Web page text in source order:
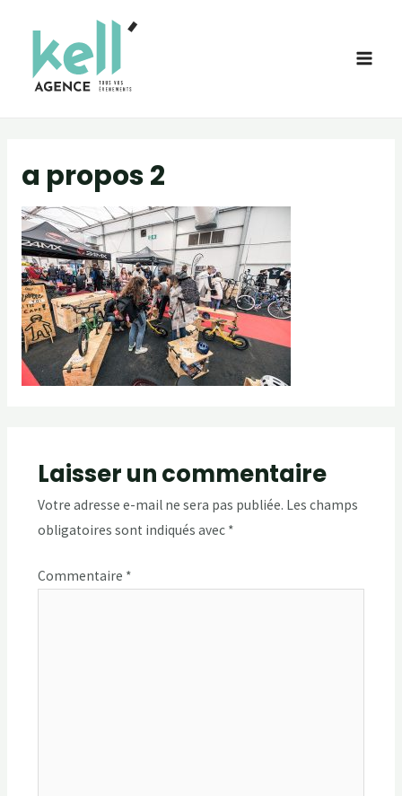
a propos 2
Laisser un commentaire
Votre adresse e-mail ne sera pas publiée. Les champs
obligatoires sont indiqués avec *
Commentaire *